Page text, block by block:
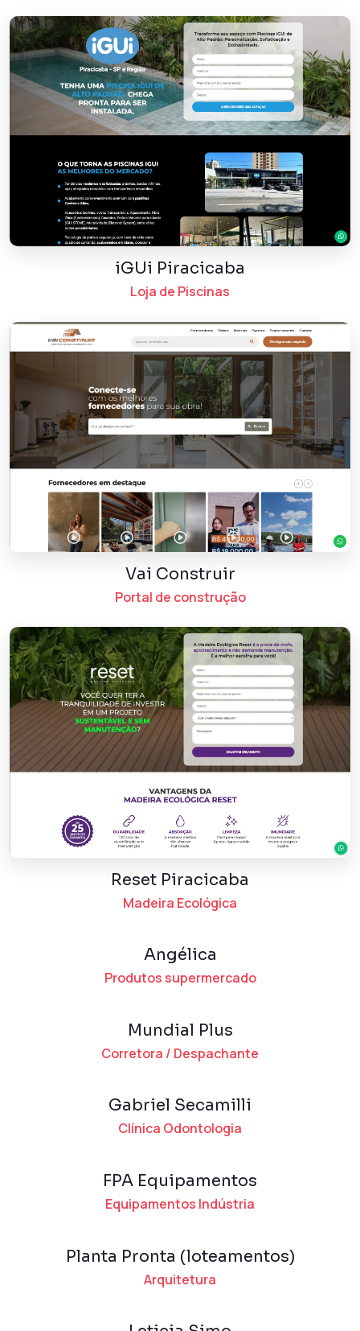
iGUi Piracicaba
Loja de Piscinas
Vai Construir
Portal de construção
Reset Piracicaba
Madeira Ecológica
Angélica
Produtos supermercado
Mundial Plus
Corretora / Despachante
Gabriel Secamilli
Clínica Odontologia
FPA Equipamentos
Equipamentos Indústria
Planta Pronta (loteamentos)
Arquitetura